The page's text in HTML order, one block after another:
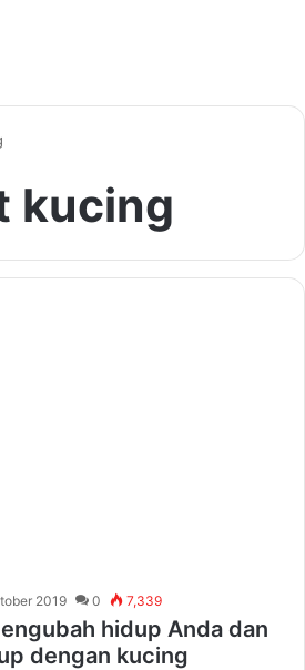
kucing
2019 0 7,339
hidup Anda dan
dengan kucing